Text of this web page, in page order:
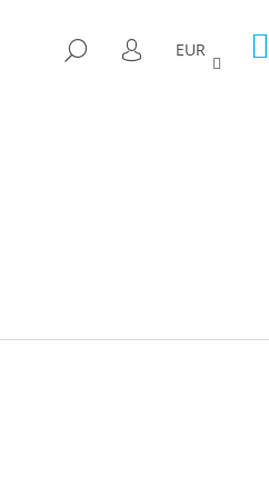
HĽADAŤ
PRIHLÁSENIE
EUR